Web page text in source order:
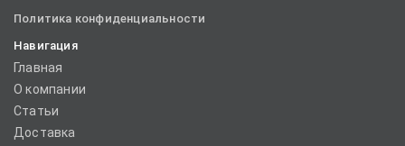
Политика конфиденциальности
Навигация
Главная
О компании
Статьи
Доставка